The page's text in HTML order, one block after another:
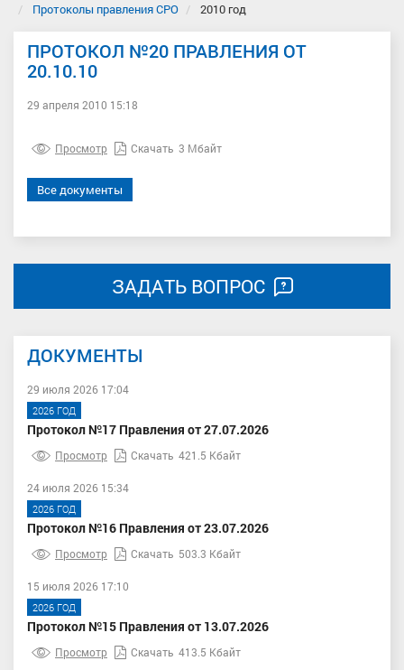
Протоколы правления СРО
2010 год
ПРОТОКОЛ №20 ПРАВЛЕНИЯ ОТ
20.10.10
29 апреля 2010 15:18
Просмотр Скачать 3 Мбайт
Все документы
ЗАДАТЬ ВОПРОС
ДОКУМЕНТЫ
29 июля 2026 17:04
2026 ГОД
Протокол №17 Правления от 27.07.2026
Просмотр Скачать 421.5 Кбайт
24 июля 2026 15:34
2026 ГОД
Протокол №16 Правления от 23.07.2026
Просмотр Скачать 503.3 Кбайт
15 июля 2026 17:10
2026 ГОД
Протокол №15 Правления от 13.07.2026
Просмотр Скачать 413.5 Кбайт